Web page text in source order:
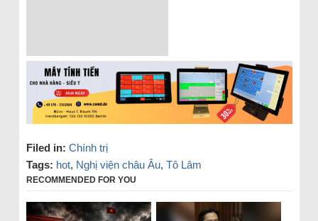
Filed in: Chính trị
Tags: hot, Nghị viện châu Âu, Tô Lâm
RECOMMENDED FOR YOU